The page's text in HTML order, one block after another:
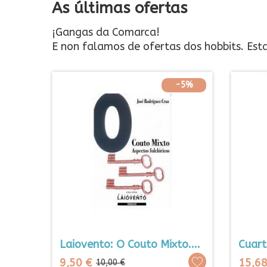
As últimas ofertas
¡Gangas da Comarca!
E non falamos de ofertas dos hobbits.
-5%
Cuarto De Inverno: As...
Prezo
15,68 € Prezo
16,50 €
EWB
Prezo